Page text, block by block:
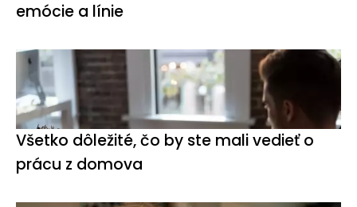
emócie a línie
Všetko dôležité, čo by ste mali vedieť o
prácu z domova